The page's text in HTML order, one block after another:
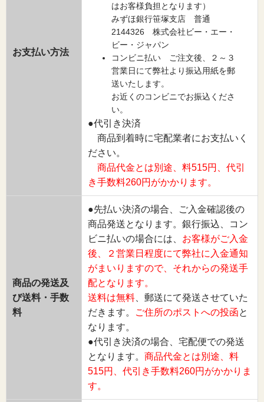
お支払い方法
はお客様負担となります）
みずほ銀行笹塚支店 普通
2144326 株式会社ビー・エー・
ビー・ジャパン
コンビニ払い ご注文後、２～３
営業日にて弊社より振込用紙を郵
送いたします。
お近くのコンビニでお振込くださ
い。
●代引き決済
商品到着時に宅配業者にお支払いく
ださい。
商品代金とは別途、料515円、代引
き手数料260円がかかります。
商品の発送及
び送料・手数
料
●先払い決済の場合、ご入金確認後の
商品発送となります。銀行振込、コン
ビニ払いの場合には、 お客様がご入金
後、２営業日程度にて弊社に入金通知
がまいりますので、それからの発送手
配となります。
送料は無料 、郵送にて発送させていた
だきます。
ご住所のポストへの投函と
なります。
●代引き決済の場合、宅配便での発送
となります。 商品代金とは別途、料
515円、代引き手数料260円がかかりま
す。